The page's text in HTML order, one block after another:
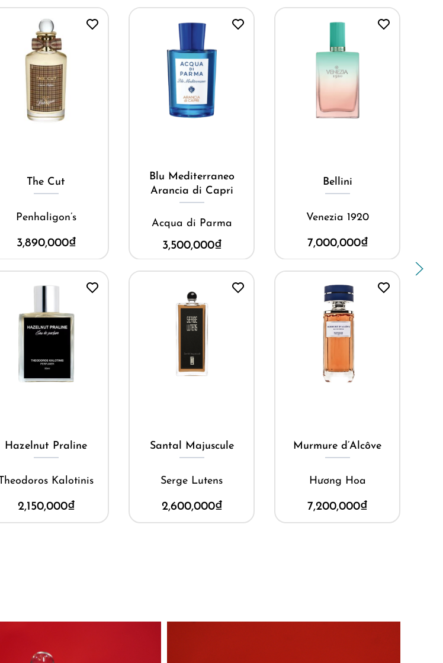
The Cut
Penhaligon’s
3,890,000₫
Hazelnut Praline
Theodoros Kalotinis
2,150,000₫
Blu Mediterraneo
Arancia di Capri
Acqua di Parma
3,500,000₫
Santal Majuscule
Serge Lutens
2,600,000₫
Bellini
Venezia 1920
7,000,000₫
Murmure d’Alcôve
Hương Hoa
7,200,000₫